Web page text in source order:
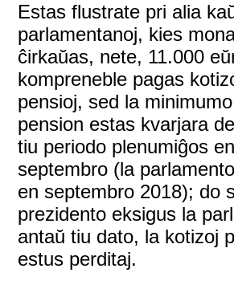
Estas flustrate pri alia
parlamentanoj, kies
ĉirkaŭas, nete, 11.000
kompreneble pagas
pensioj, sed la
pension estas kvarjara
tiu periodo plenumiĝos
septembro (la
en septembro 2018); do
prezidento eksigus la
antaŭ tiu dato, la kotizoj
estus perditaj.